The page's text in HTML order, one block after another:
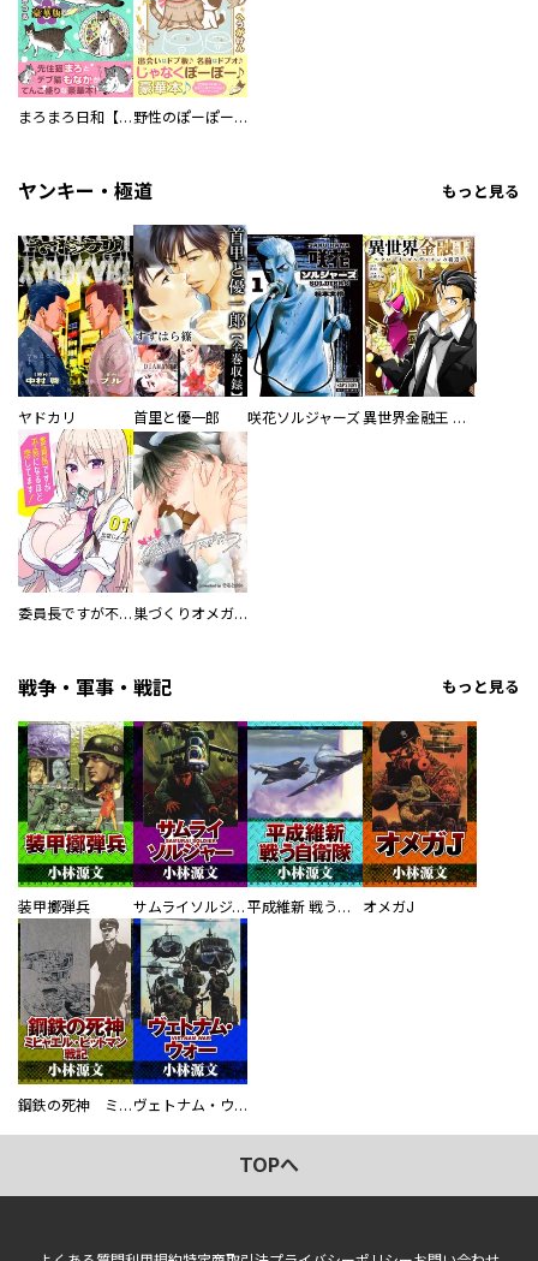
まろまろ日和【豪華版】 野性のぽーぽー【豪華版】
ヤンキー・極道 もっと見る
ヤドカリ 首里と優一郎 咲花ソルジャーズ 異世界金融王 ～クローネ・ゴルディオンの覇道～
委員長ですが不良になるほど恋してます！ 巣づくりオメガバース
戦争・軍事・戦記 もっと見る
装甲擲弾兵 サムライソルジャー SAMURAI SOLDIER 平成維新 戦う自衛隊 オメガJ
鋼鉄の死神 ミヒャエル・ビットマン戦記 ヴェトナム・ウォー VIETNAM WAR
TOPへ